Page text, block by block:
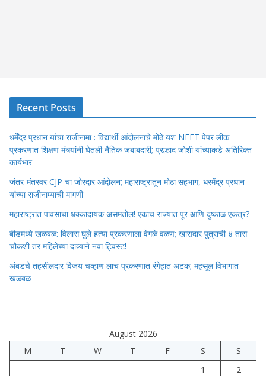
Recent Posts
धर्मेंद्र प्रधान यांचा राजीनामा : विद्यार्थी आंदोलनाचे मोठे यश NEET पेपर लीक
प्रकरणात शिक्षण मंत्र्यांनी घेतली नैतिक जबाबदारी; प्रल्हाद जोशी यांच्याकडे अतिरिक्त
कार्यभार
जंतर-मंतरवर CJP चा जोरदार आंदोलन; महाराष्ट्रातून मोठा सहभाग, धरमेंद्र प्रधान
यांच्या राजीनाम्याची मागणी
महाराष्ट्रात पावसाचा धक्कादायक असमतोल! एकाच राज्यात पूर आणि दुष्काळ एकत्र?
बीडमध्ये खळबळ: विलास घुले हत्या प्रकरणाला वेगळे वळण; खासदार पुत्राची ४ तास
चौकशी तर महिलेच्या दाव्याने नवा ट्विस्ट!
अंबडचे तहसीलदार विजय चव्हाण लाच प्रकरणात रंगेहात अटक; महसूल विभागात
खळबळ
August 2026
M
T W T F S
S
1
2